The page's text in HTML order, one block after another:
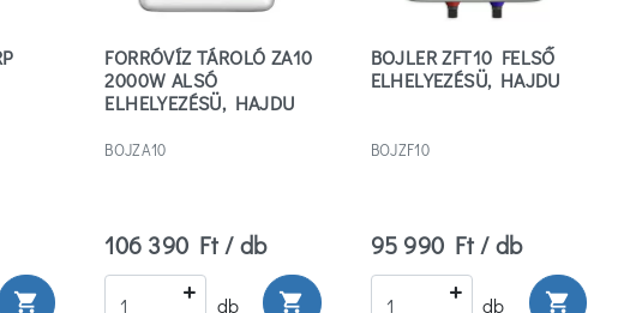
shopping_cart
FORRÓVÍZ TÁROLÓ ZA10
2000W ALSÓ
ELHELYEZÉSÜ, HAJDU
BOJZA10
106 390 Ft / db
db shopping_cart
BOJLER ZFT10 FELSŐ
ELHELYEZÉSÜ, HAJDU
BOJZF10
95 990 Ft / db
db shopping_cart